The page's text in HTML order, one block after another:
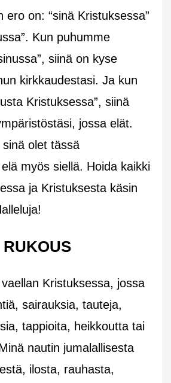
ero on: “sinä Kristuksessa”
Kun puhumme
siinä on kyse
kirkkaudestasi. Ja kun
Kristuksessa”, siinä
jossa elät.
olet tässä
myös siellä. Hoida kaikki
ja Kristuksesta käsin
RUKOUS
Kristuksessa, jossa
sairauksia, tauteja,
tappioita, heikkoutta tai
nautin jumalallisesta
ilosta, rauhasta,